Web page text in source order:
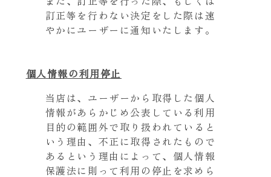
訂正等を行わない決定をした際は速
やかにユーザーに通知いたします。
個人情報の利用停止
当店は、ユーザーから取得した個人
情報があらかじめ公表している利用
目的の範囲外で取り扱われていると
いう理由、不正に取得されたもので
あるという理由によって、個人情報
保護法に則って利用の停止を求めら